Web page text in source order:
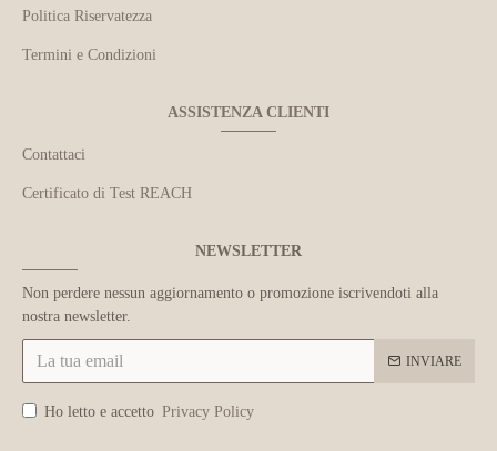
Politica Riservatezza
Termini e Condizioni
ASSISTENZA CLIENTI
Contattaci
Certificato di Test REACH
NEWSLETTER
Non perdere nessun aggiornamento o promozione iscrivendoti alla
nostra newsletter.
INVIARE
Ho letto e accetto Privacy Policy